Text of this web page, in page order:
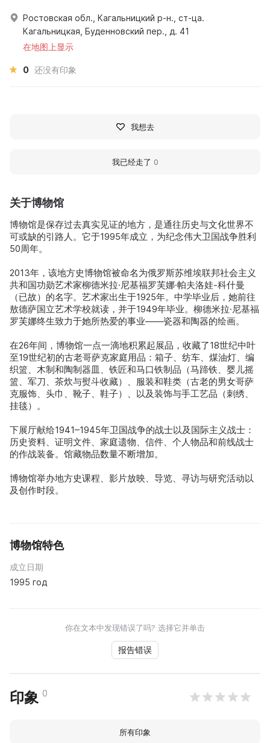
关于博物馆
博物馆是保存过去真实见证的地方，是通往历史与文化世界不
可或缺的引路人。它于1995年成立，为纪念伟大卫国战争胜利
50周年。
2013年，该地方史博物馆被命名为俄罗斯苏维埃联邦社会主义
共和国功勋艺术家柳德米拉·尼基福罗芙娜·帕夫洛娃-科什曼
（已故）的名字。艺术家出生于1925年。中学毕业后，她前往
敖德萨国立艺术学校就读，并于1949年毕业。柳德米拉·尼基福
罗芙娜终生致力于她所热爱的事业——瓷器和陶器的绘画。
在26年间，博物馆一点一滴地积累起展品，收藏了18世纪中叶
至19世纪初的古老哥萨克家庭用品：箱子、纺车、煤油灯、编
织篮、木制和陶制器皿、铁匠和马口铁制品（马蹄铁、婴儿摇
篮、军刀、茶炊与熨斗收藏）、服装和鞋类（古老的男女哥萨
克服饰、头巾、靴子、鞋子）、以及装饰与手工艺品（刺绣、
挂毯）。
下展厅献给1941–1945年卫国战争的战士以及国际主义战士：
历史资料、证明文件、家庭遗物、信件、个人物品和前线战士
的作战装备。馆藏物品数量不断增加。
博物馆举办地方史课程、影片放映、导览、寻访与研究活动以
及创作时段。
博物馆特色
成立日期
1995 год
你在文本中发现错误了吗? 选择它并单击
报告错误
印象 0
所有印象
Ростовская обл., Кагальницкий р-н., ст-ца.
Кагальницкая, Буденновский пер., д. 41
在地图上显示
0 还没有印象
我想去
我已经走了 0